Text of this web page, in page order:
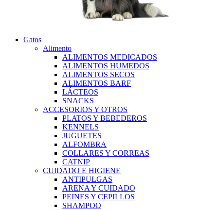
Gatos
Alimento
ALIMENTOS MEDICADOS
ALIMENTOS HUMEDOS
ALIMENTOS SECOS
ALIMENTOS BARF
LÁCTEOS
SNACKS
ACCESORIOS Y OTROS
PLATOS Y BEBEDEROS
KENNELS
JUGUETES
ALFOMBRA
COLLARES Y CORREAS
CATNIP
CUIDADO E HIGIENE
ANTIPULGAS
ARENA Y CUIDADO
PEINES Y CEPILLOS
SHAMPOO